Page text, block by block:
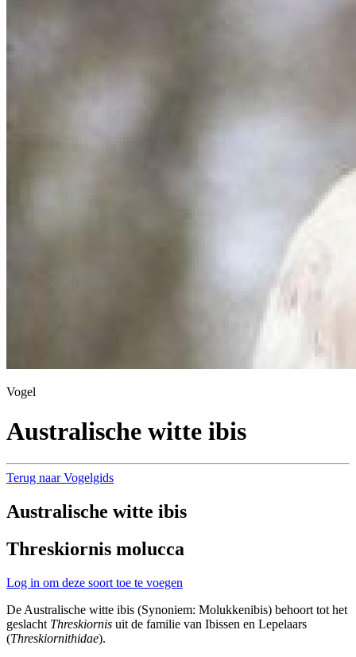
Vogel
Australische witte ibis
Terug naar Vogelgids
Australische witte ibis
Threskiornis molucca
Log in om deze soort toe te voegen
De Australische witte ibis (Synoniem: Molukkenibis) behoort tot het
geslacht Threskiornis uit de familie van Ibissen en Lepelaars
(Threskiornithidae).